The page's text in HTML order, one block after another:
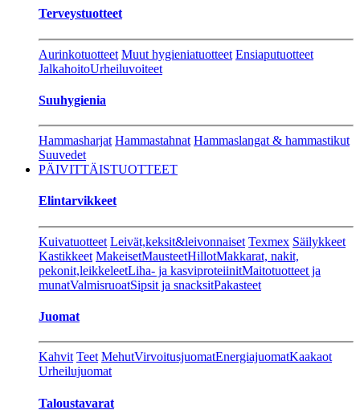
Terveystuotteet
Aurinkotuotteet Muut hygieniatuotteet Ensiaputuotteet
JalkahoitoUrheiluvoiteet
Suuhygienia
Hammasharjat Hammastahnat Hammaslangat & hammastikut
Suuvedet
PÄIVITTÄISTUOTTEET
Elintarvikkeet
Kuivatuotteet Leivät,keksit&leivonnaiset Texmex Säilykkeet
Kastikkeet MakeisetMausteetHillotMakkarat, nakit,
pekonit,leikkeleetLiha- ja kasviproteiinitMaitotuotteet ja
munatValmisruoatSipsit ja snacksitPakasteet
Juomat
Kahvit Teet MehutVirvoitusjuomatEnergiajuomatKaakaot
Urheilujuomat
Taloustavarat